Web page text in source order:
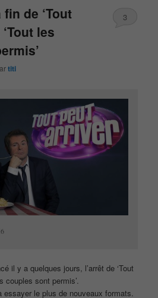
de ‘Tout
les
titi
3
il y a quelques jours, l’arrêt de ‘Tout
couples sont permis’.
le plus de nouveaux formats.